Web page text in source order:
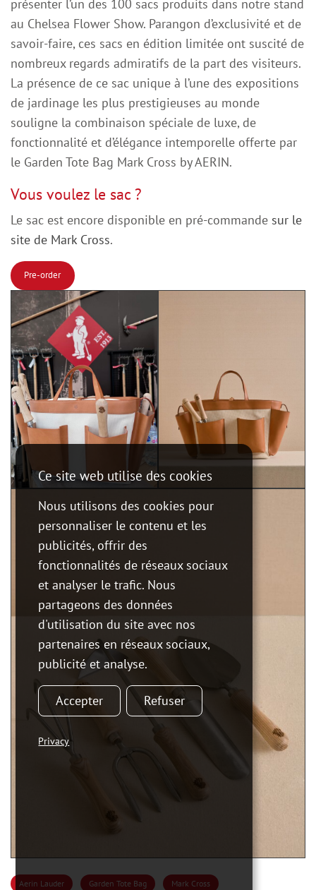
présenter l’un des 100 sacs produits dans notre stand
au Chelsea Flower Show. Parangon d’exclusivité et de
savoir-faire, ces sacs en édition limitée ont suscité de
nombreux regards admiratifs de la part des visiteurs.
La présence de ce sac unique à l’une des expositions
de jardinage les plus prestigieuses au monde
souligne la combinaison spéciale de luxe, de
fonctionnalité et d’élégance intemporelle offerte par
le Garden Tote Bag Mark Cross by AERIN.
Vous voulez le sac ?
Le sac est encore disponible en pré-commande sur le
site de Mark Cross.
Pre-order
Aerin Lauder Garden Tote Bag Mark Cross
Ce site web utilise des cookies
Nous utilisons des cookies pour
personnaliser le contenu et les
publicités, offrir des
fonctionnalités de réseaux sociaux
et analyser le trafic. Nous
partageons des données
d'utilisation du site avec nos
partenaires en réseaux sociaux,
publicité et analyse.
Accepter Refuser
Privacy